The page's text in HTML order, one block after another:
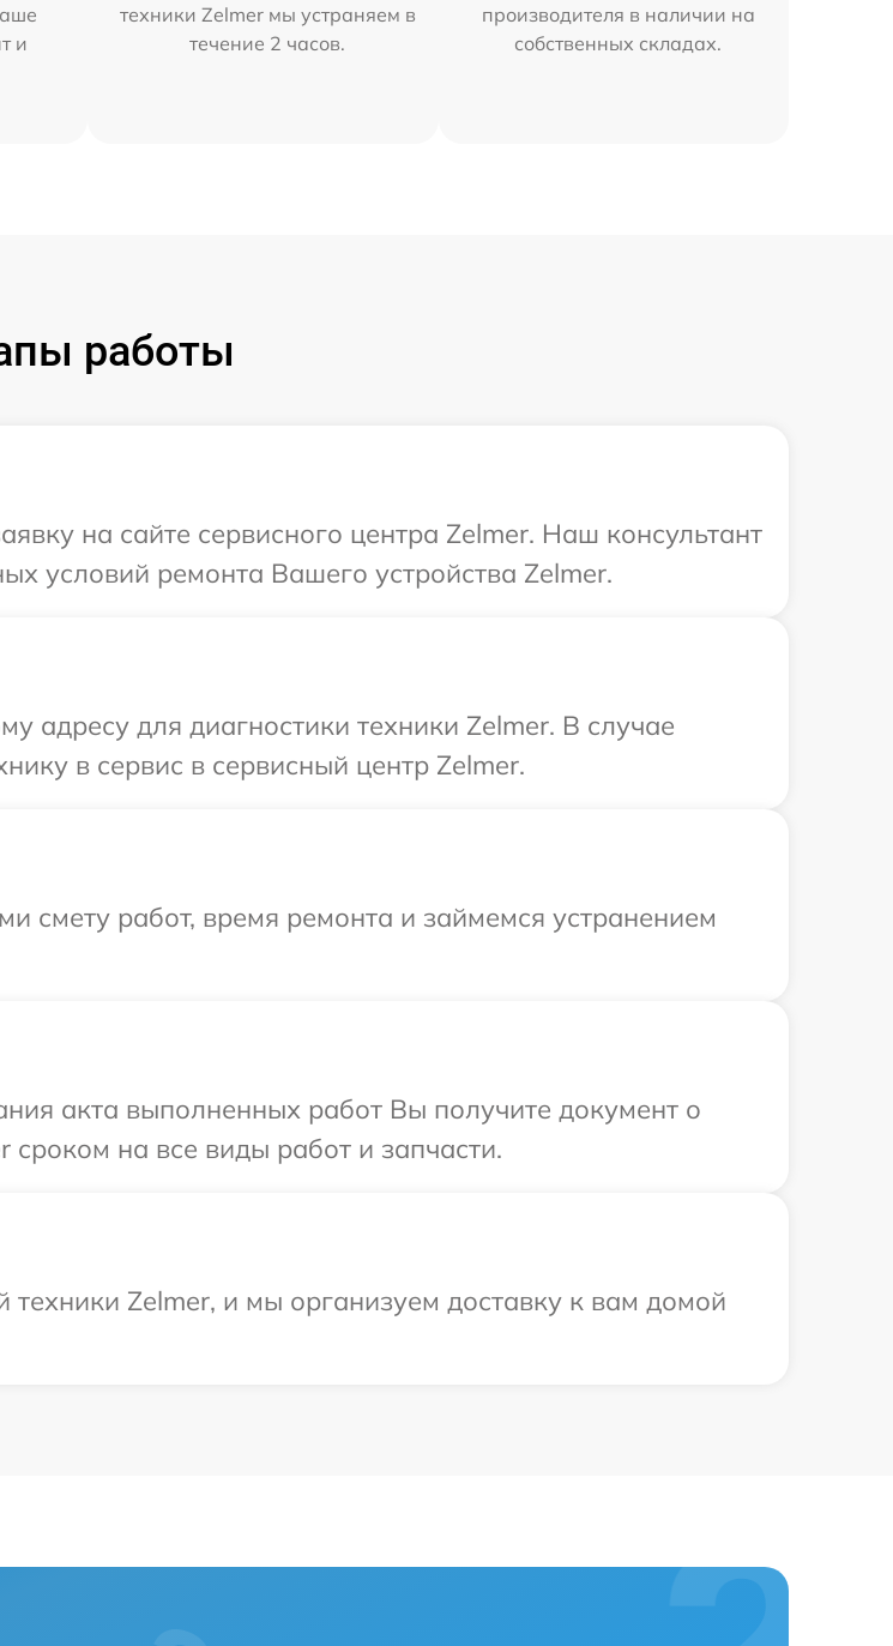
и
техники Zelmer мы устраняем в
течение 2 часов.
производителя в наличии на
собственных складах.
работы
на сайте сервисного центра Zelmer. Наш консультант
условий ремонта Вашего устройства Zelmer.
адресу для диагностики техники Zelmer. В случае
в сервис в сервисный центр Zelmer.
смету работ, время ремонта и займемся устранением
акта выполненных работ Вы получите документ о
на все виды работ и запчасти.
Zelmer, и мы организуем доставку к вам домой